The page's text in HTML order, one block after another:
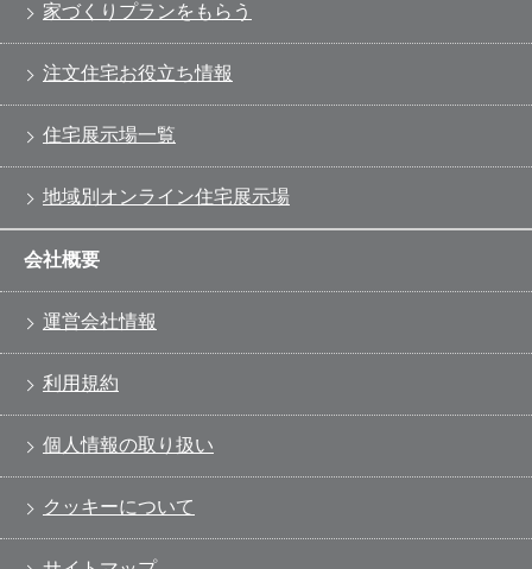
家づくりプランをもらう
注文住宅お役立ち情報
住宅展示場一覧
地域別オンライン住宅展示場
会社概要
運営会社情報
利用規約
個人情報の取り扱い
クッキーについて